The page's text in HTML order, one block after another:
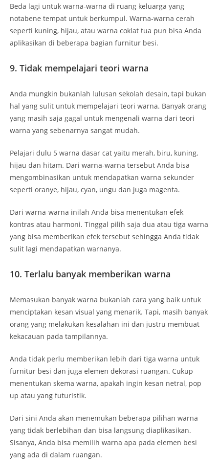
Beda lagi untuk warna-warna di ruang keluarga yang
notabene tempat untuk berkumpul. Warna-warna cerah
seperti kuning, hijau, atau warna coklat tua pun bisa Anda
aplikasikan di beberapa bagian furnitur besi.
9. Tidak mempelajari teori warna
Anda mungkin bukanlah lulusan sekolah desain, tapi bukan
hal yang sulit untuk mempelajari teori warna. Banyak orang
yang masih saja gagal untuk mengenali warna dari teori
warna yang sebenarnya sangat mudah.
Pelajari dulu 5 warna dasar cat yaitu merah, biru, kuning,
hijau dan hitam. Dari warna-warna tersebut Anda bisa
mengombinasikan untuk mendapatkan warna sekunder
seperti oranye, hijau, cyan, ungu dan juga magenta.
Dari warna-warna inilah Anda bisa menentukan efek
kontras atau harmoni. Tinggal pilih saja dua atau tiga warna
yang bisa memberikan efek tersebut sehingga Anda tidak
sulit lagi mendapatkan warnanya.
10. Terlalu banyak memberikan warna
Memasukan banyak warna bukanlah cara yang baik untuk
menciptakan kesan visual yang menarik. Tapi, masih banyak
orang yang melakukan kesalahan ini dan justru membuat
kekacauan pada tampilannya.
Anda tidak perlu memberikan lebih dari tiga warna untuk
furnitur besi dan juga elemen dekorasi ruangan. Cukup
menentukan skema warna, apakah ingin kesan netral, pop
up atau yang futuristik.
Dari sini Anda akan menemukan beberapa pilihan warna
yang tidak berlebihan dan bisa langsung diaplikasikan.
Sisanya, Anda bisa memilih warna apa pada elemen besi
yang ada di dalam ruangan.